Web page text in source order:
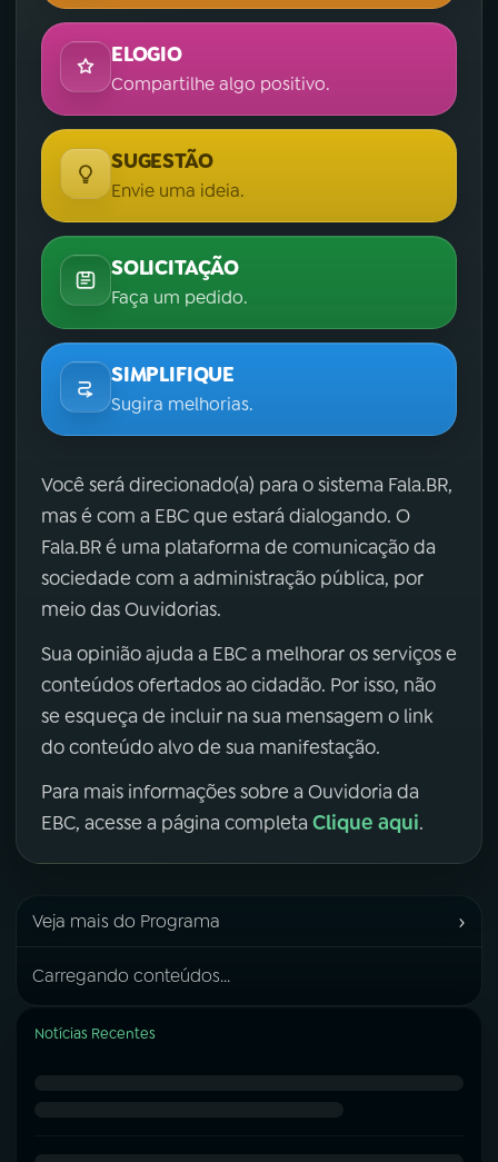
ELOGIO
Compartilhe algo positivo.
SUGESTÃO
Envie uma ideia.
SOLICITAÇÃO
Faça um pedido.
SIMPLIFIQUE
Sugira melhorias.
Você será direcionado(a) para o sistema Fala.BR,
mas é com a EBC que estará dialogando. O
Fala.BR é uma plataforma de comunicação da
sociedade com a administração pública, por
meio das Ouvidorias.
Sua opinião ajuda a EBC a melhorar os serviços e
conteúdos ofertados ao cidadão. Por isso, não
se esqueça de incluir na sua mensagem o link
do conteúdo alvo de sua manifestação.
Para mais informações sobre a Ouvidoria da
EBC, acesse a página completa Clique aqui.
Veja mais do Programa ›
Carregando conteúdos...
Notícias Recentes